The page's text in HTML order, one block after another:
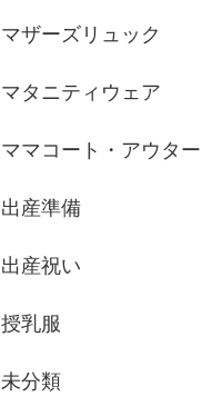
マザーズリュック
マタニティウェア
ママコート・アウター
出産準備
出産祝い
授乳服
未分類